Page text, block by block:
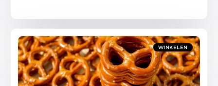
WINKELEN